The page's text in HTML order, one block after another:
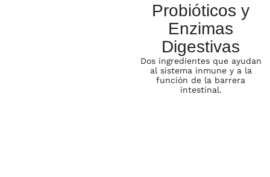
Probióticos y
Enzimas
Digestivas
Dos ingredientes que ayudan
al sistema inmune y a la
función de la barrera
intestinal.